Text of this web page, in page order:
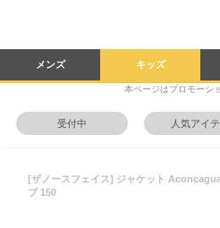
メンズ キッズ
本ページはプロモーシ
受付中 人気アイ
[ザノースフェイス] ジャケット
ブ 150